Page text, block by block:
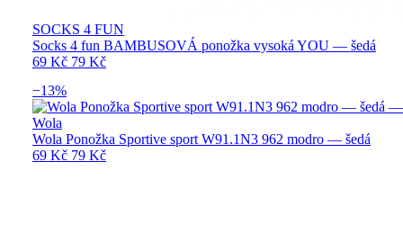
SOCKS 4 FUN
Socks 4 fun BAMBUSOVÁ ponožka vysoká YOU — šedá
69 Kč 79 Kč
−13%
Wola
Wola Ponožka Sportive sport W91.1N3 962 modro — šedá
69 Kč 79 Kč